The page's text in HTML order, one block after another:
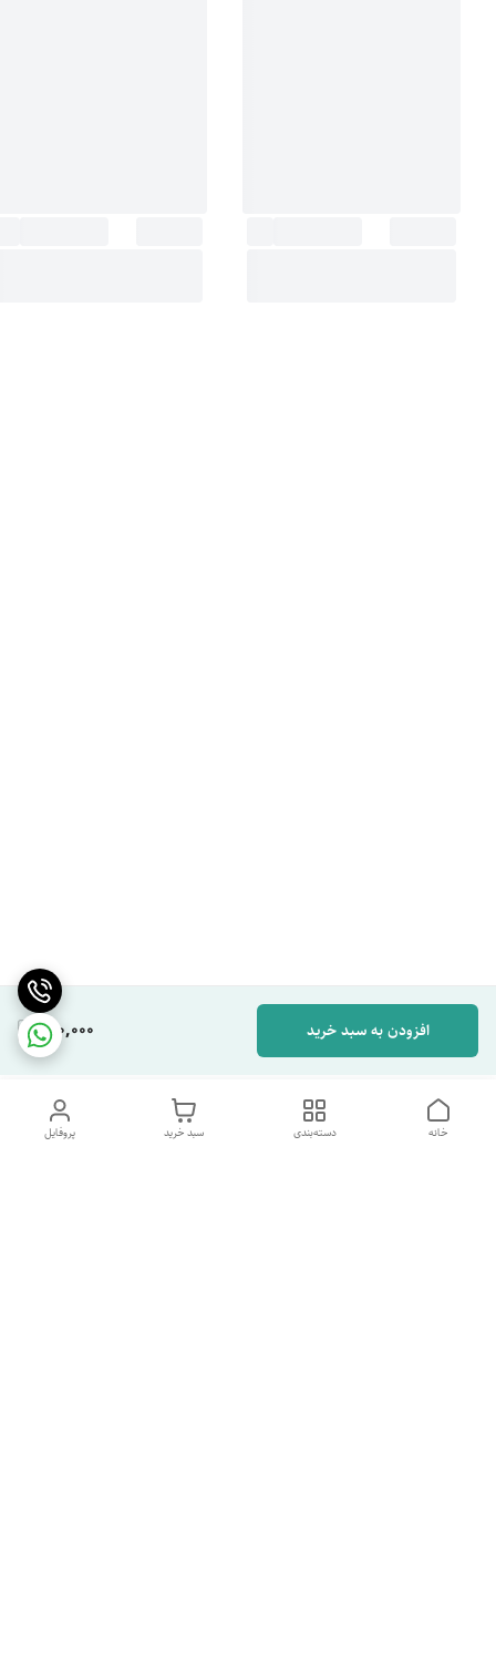
150,000 افزودن به سبد خرید
پروفایل سبد خرید دسته‌بندی خانه